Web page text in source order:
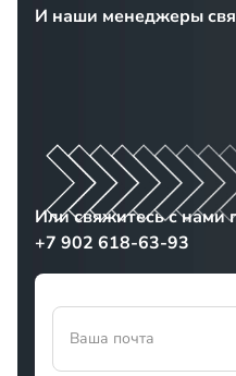
И наши менеджеры
Или свяжитесь с нами
+7 902 618-63-93
Ваша почта